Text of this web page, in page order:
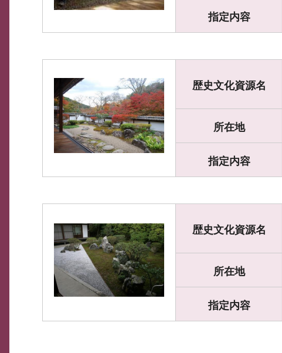
指定内容
歴史文化資源名
所在地
指定内容
歴史文化資源名
所在地
指定内容